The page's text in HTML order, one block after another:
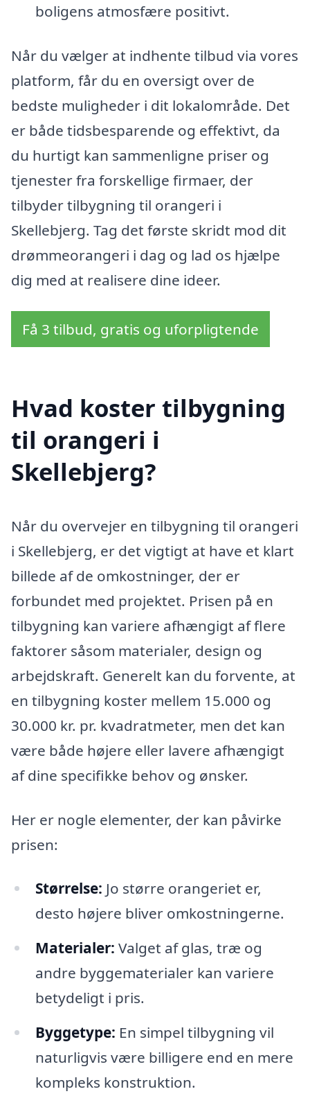
boligens atmosfære positivt.
Når du vælger at indhente tilbud via vores
platform, får du en oversigt over de
bedste muligheder i dit lokalområde. Det
er både tidsbesparende og effektivt, da
du hurtigt kan sammenligne priser og
tjenester fra forskellige firmaer, der
tilbyder tilbygning til orangeri i
Skellebjerg. Tag det første skridt mod dit
drømmeorangeri i dag og lad os hjælpe
dig med at realisere dine ideer.
Få 3 tilbud, gratis og uforpligtende
Hvad koster tilbygning
til orangeri i
Skellebjerg?
Når du overvejer en tilbygning til orangeri
i Skellebjerg, er det vigtigt at have et klart
billede af de omkostninger, der er
forbundet med projektet. Prisen på en
tilbygning kan variere afhængigt af flere
faktorer såsom materialer, design og
arbejdskraft. Generelt kan du forvente, at
en tilbygning koster mellem 15.000 og
30.000 kr. pr. kvadratmeter, men det kan
være både højere eller lavere afhængigt
af dine specifikke behov og ønsker.
Her er nogle elementer, der kan påvirke
prisen:
Størrelse: Jo større orangeriet er,
desto højere bliver omkostningerne.
Materialer: Valget af glas, træ og
andre byggematerialer kan variere
betydeligt i pris.
Byggetype: En simpel tilbygning vil
naturligvis være billigere end en mere
kompleks konstruktion.